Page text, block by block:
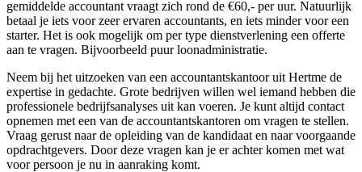
gemiddelde accountant vraagt zich rond de €60,- per uur. Natuurlijk
betaal je iets voor zeer ervaren accountants, en iets minder voor een
starter. Het is ook mogelijk om per type dienstverlening een offerte
aan te vragen. Bijvoorbeeld puur loonadministratie.
Neem bij het uitzoeken van een accountantskantoor uit Hertme de
expertise in gedachte. Grote bedrijven willen wel iemand hebben die
professionele bedrijfsanalyses uit kan voeren. Je kunt altijd contact
opnemen met een van de accountantskantoren om vragen te stellen.
Vraag gerust naar de opleiding van de kandidaat en naar voorgaande
opdrachtgevers. Door deze vragen kan je er achter komen met wat
voor persoon je nu in aanraking komt.